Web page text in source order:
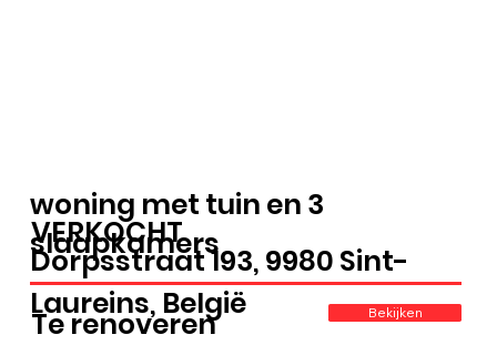
woning met tuin en 3
slaapkamers
Dorpsstraat 193, 9980 Sint-
Laureins, België
VERKOCHT
Te renoveren
Bekijken